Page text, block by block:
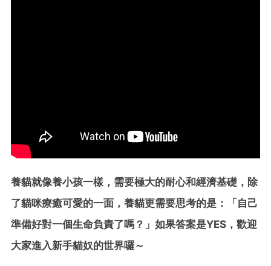
養貓就像養小孩一樣，需要極大的耐心和經濟基礎，除
了貓咪療癒可愛的一面，養貓更需要思考的是：「自己
準備好對一個生命負責了嗎？」如果答案是YES，歡迎
大家進入新手貓奴的世界囉～